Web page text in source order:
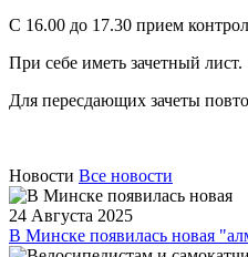
С 16.00 до 17.30 прием
При себе иметь зачетный лист.
Для пересдающих зачеты
Новости Все новости
24 Августа 2025
В Минске появилась новая